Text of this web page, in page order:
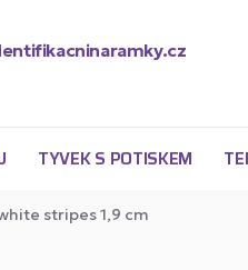
TYVEK S POTISKEM
stripes 1,9 cm